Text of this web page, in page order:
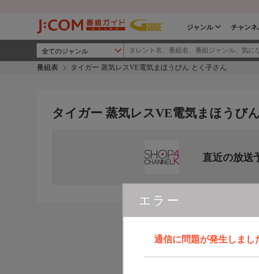
ジャンル チャンネ
番組表 タイガー 蒸気レスVE電気まほうびん とく子さん
エラー
通信に問題が発生しまし
タイガー 蒸気レスVE電気まほうび
直近の放送